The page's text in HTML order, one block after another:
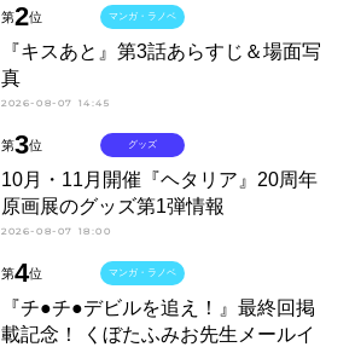
第2位
『キスあと』第3話あらすじ＆場面写
真
2026-08-07 14:45
マンガ・ラノベ
第3位
10月・11月開催『ヘタリア』20周年
原画展のグッズ第1弾情報
2026-08-07 18:00
グッズ
第4位
『チ●チ●デビルを追え！』最終回掲
載記念！ くぼたふみお先生メールイ
マンガ・ラノベ